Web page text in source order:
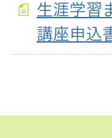
生涯学習
講座申込